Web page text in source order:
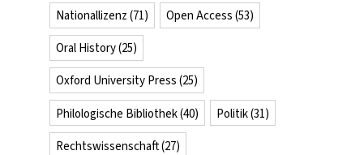
Nationallizenz (71) Open Access (53)
Oral History(25)
Oxford University Press (25)
Philologische Bibliothek(40) Politik(31)
Rechtswissenschaft(27)